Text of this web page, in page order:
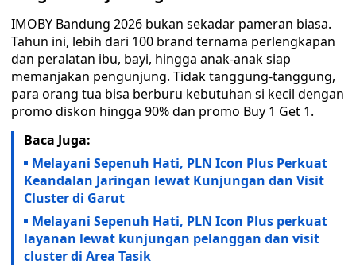
IMOBY Bandung 2026 bukan sekadar pameran biasa.
Tahun ini, lebih dari 100 brand ternama perlengkapan
dan peralatan ibu, bayi, hingga anak-anak siap
memanjakan pengunjung. Tidak tanggung-tanggung,
para orang tua bisa berburu kebutuhan si kecil dengan
promo diskon hingga 90% dan promo Buy 1 Get 1.
Baca Juga:
Melayani Sepenuh Hati, PLN Icon Plus Perkuat
Keandalan Jaringan lewat Kunjungan dan Visit
Cluster di Garut
Melayani Sepenuh Hati, PLN Icon Plus perkuat
layanan lewat kunjungan pelanggan dan visit
cluster di Area Tasik